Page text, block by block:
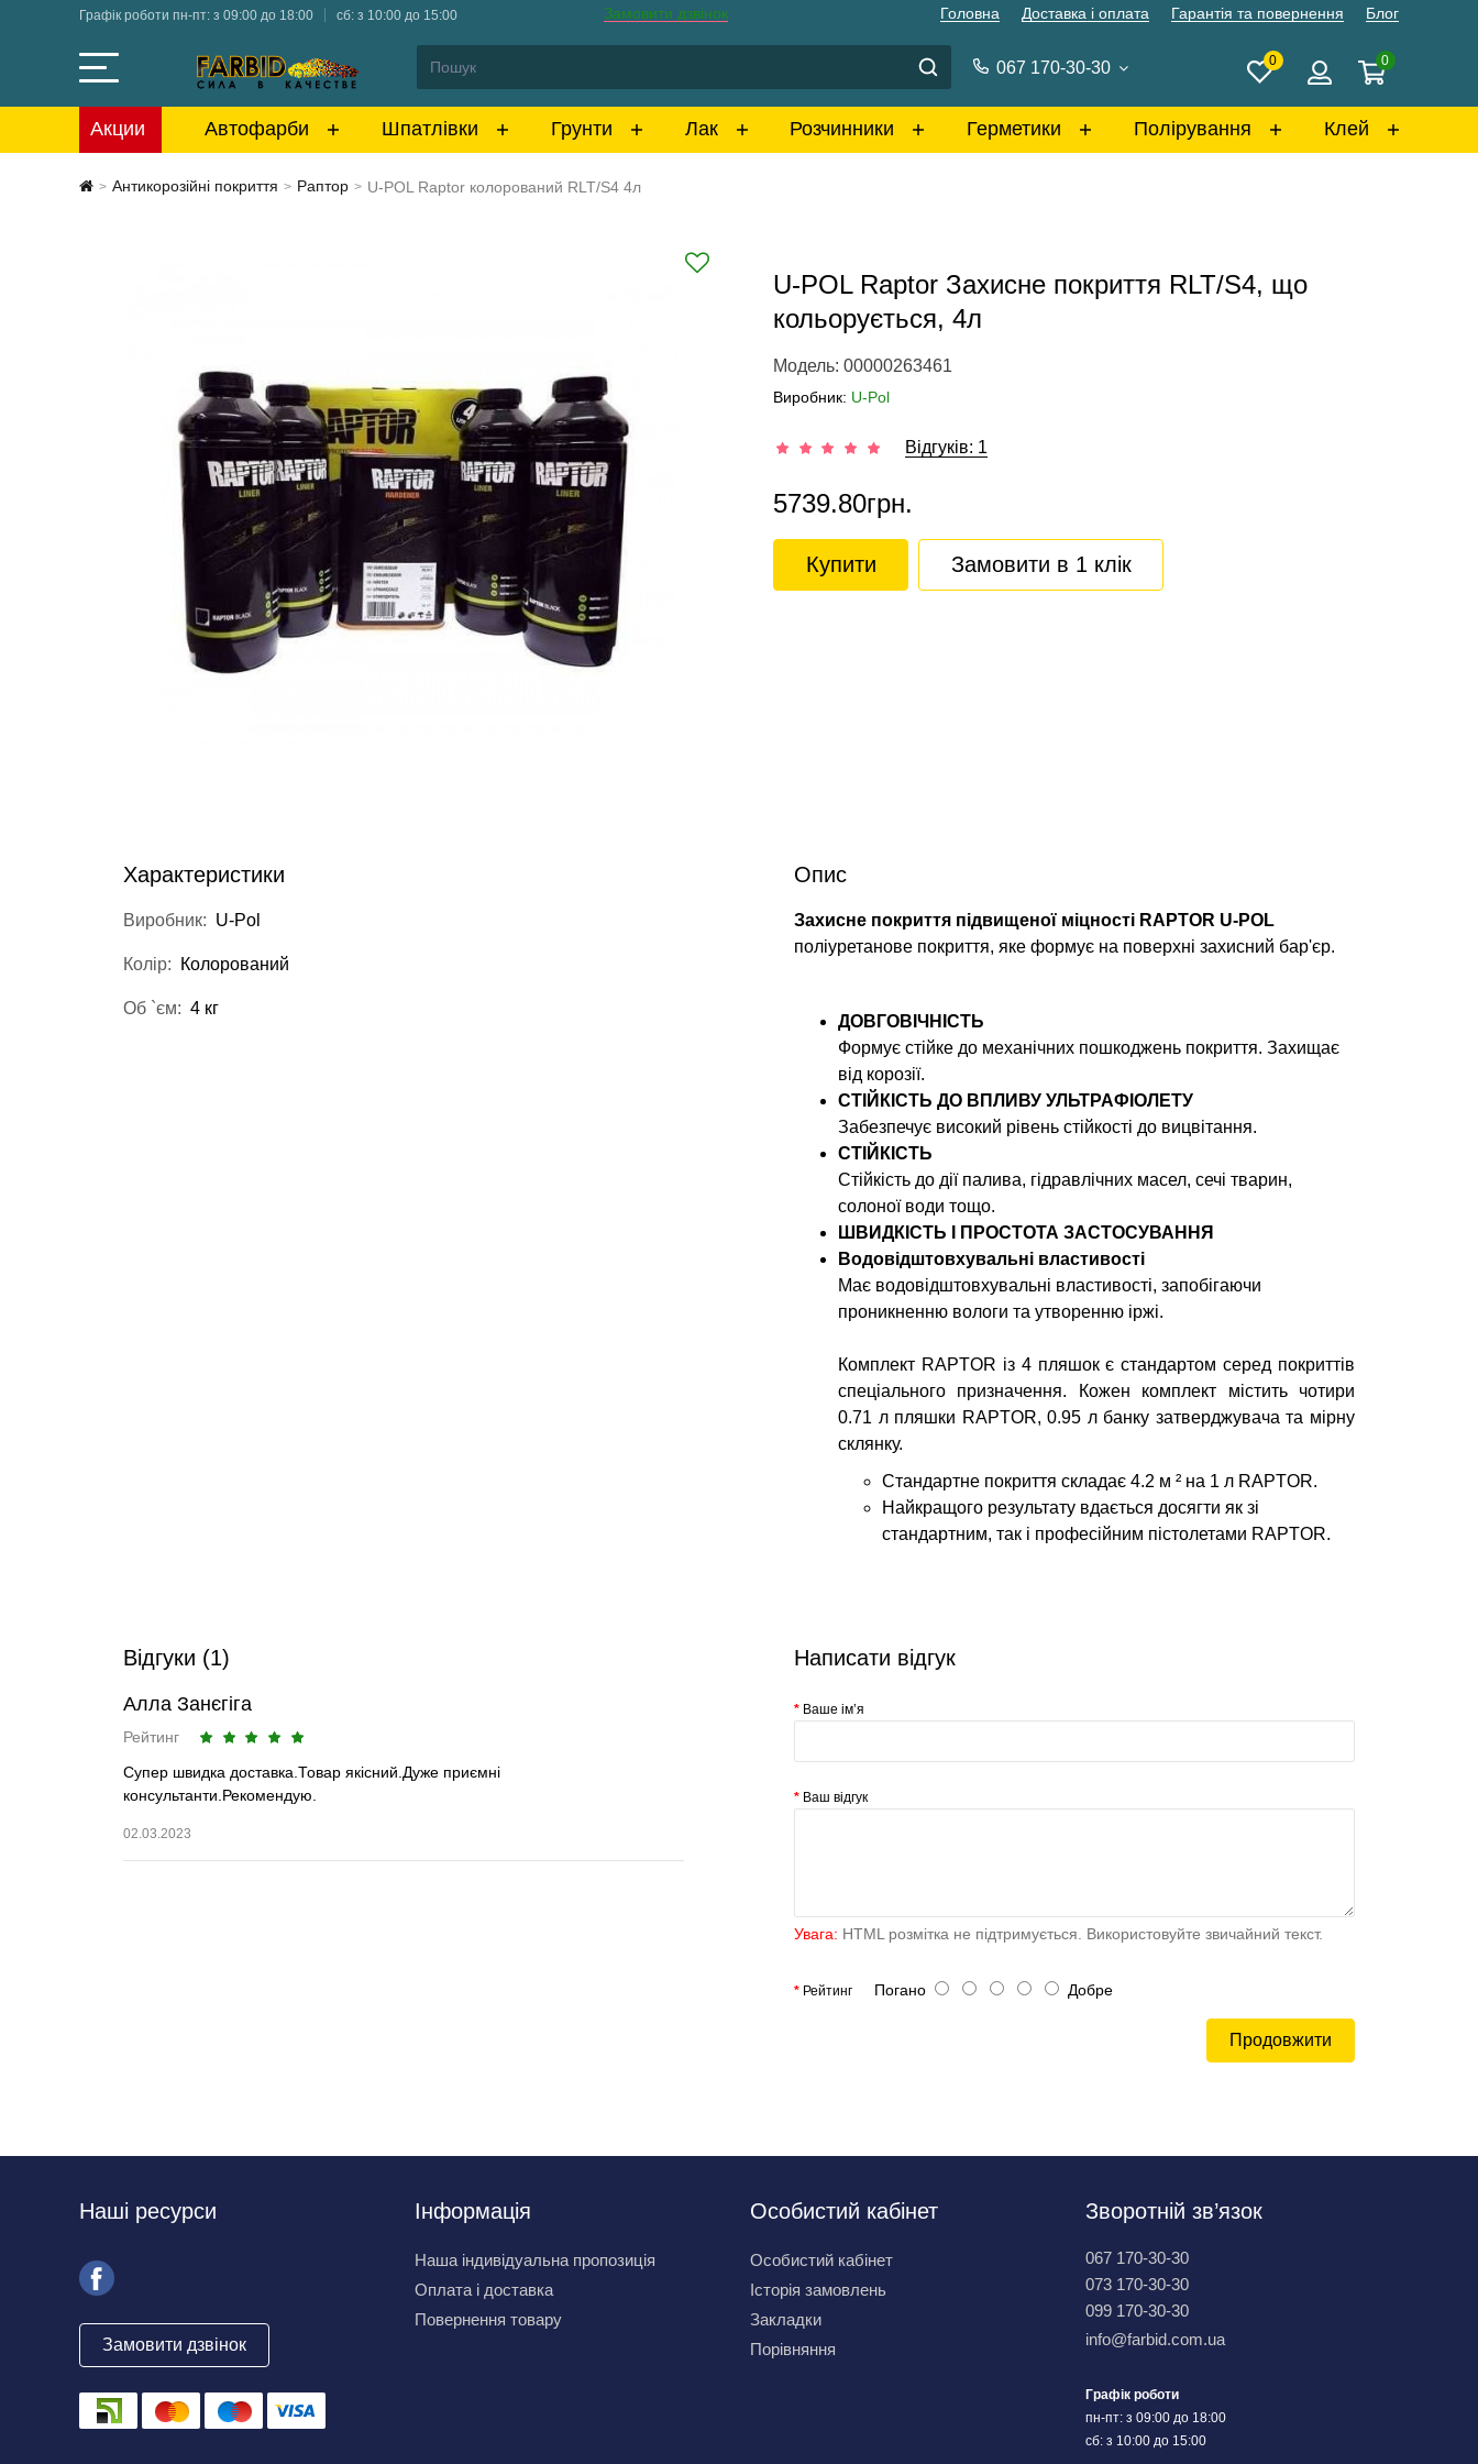
Графік роботи пн-пт: з 09:00 до 18:00 сб: з 10:00 до 15:00 Замовити дзвінок Головна Доставка і оплата Гарантія та повернення Блог
067 170-30-30 0 0
Акции Автофарби Шпатлівки Грунти Лак Розчинники Герметики Полірування Клей
> Антикорозійні покриття > Раптор > U-POL Raptor колорований RLT/S4 4л
U-POL Raptor Захисне покриття RLT/S4, що
кольорується, 4л
Модель: 00000263461
Виробник: U-Pol
Відгуків: 1
5739.80грн.
Купити Замовити в 1 клік
Характеристики
Виробник: U-Pol
Колір: Колорований
Об `єм: 4 кг
Опис
Захисне покриття підвищеної міцності RAPTOR U-POL
поліуретанове покриття, яке формує на поверхні захисний бар'єр.
ДОВГОВІЧНІСТЬ
Формує стійке до механічних пошкоджень покриття. Захищає
від корозії.
СТІЙКІСТЬ ДО ВПЛИВУ УЛЬТРАФІОЛЕТУ
Забезпечує високий рівень стійкості до вицвітання.
СТІЙКІСТЬ
Стійкість до дії палива, гідравлічних масел, сечі тварин,
солоної води тощо.
ШВИДКІСТЬ І ПРОСТОТА ЗАСТОСУВАННЯ
Водовідштовхувальні властивості
Має водовідштовхувальні властивості, запобігаючи
проникненню вологи та утворенню іржі.
Комплект RAPTOR із 4 пляшок є стандартом серед покриттів
спеціального призначення. Кожен комплект містить чотири
0.71 л пляшки RAPTOR, 0.95 л банку затверджувача та мірну
склянку.
Стандартне покриття складає 4.2 м ² на 1 л RAPTOR.
Найкращого результату вдається досягти як зі
стандартним, так і професійним пістолетами RAPTOR.
Відгуки (1)
Алла Занєгіга
Рейтинг
Супер швидка доставка.Товар якісний.Дуже приємні
консультанти.Рекомендую.
02.03.2023
Написати відгук
Ваше ім’я
Ваш відгук
Увага: HTML розмітка не підтримується. Використовуйте звичайний текст.
Рейтинг Погано Добре
Продовжити
Наші ресурси
Замовити дзвінок
Інформація
Наша індивідуальна пропозиція
Оплата і доставка
Повернення товару
Особистий кабінет
Особистий кабінет
Історія замовлень
Закладки
Порівняння
Зворотній зв’язок
067 170-30-30
073 170-30-30
099 170-30-30
info@farbid.com.ua
Графік роботи
пн-пт: з 09:00 до 18:00
сб: з 10:00 до 15:00